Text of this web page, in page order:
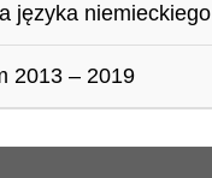
języka niemieckiego
2013 – 2019